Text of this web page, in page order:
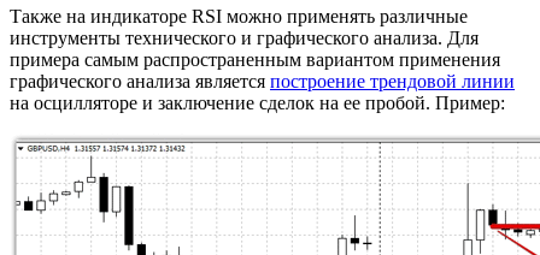
Также на индикаторе RSI можно применять различные
инструменты технического и графического анализа. Для
примера самым распространенным вариантом применения
графического анализа является построение трендовой линии
на осцилляторе и заключение сделок на ее пробой. Пример: